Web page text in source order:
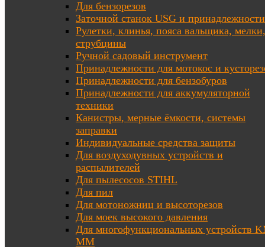
Для бензорезов
Заточной станок USG и принадлежности
Рулетки, клинья, пояса вальщика, мелки,
струбцины
Ручной садовый инструмент
Принадлежности для мотокос и
Принадлежности для бензобуров
Принадлежности для аккумуляторной
техники
Канистры, мерные ёмкости, системы
заправки
Индивидуальные средства защиты
Для воздуходувных устройств и
распылителей
Для пылесосов STIHL
Для пил
Для мотоножниц и высоторезов
Для моек высокого давления
Для многофункциональных устройств
MM